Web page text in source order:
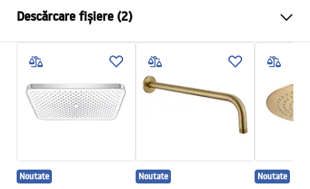
Material
Metodă de montaj
Cu șuruburi
Latime
300
Inalime
2mm
Adâncime
Descărcare fișiere (2)
Condiții de garanție
Noutate Noutate Noutate